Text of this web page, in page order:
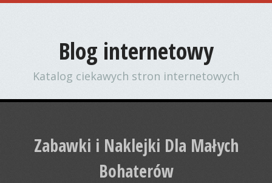
Blog internetowy
Katalog ciekawych stron internetowych
Zabawki i Naklejki Dla Małych
Bohaterów